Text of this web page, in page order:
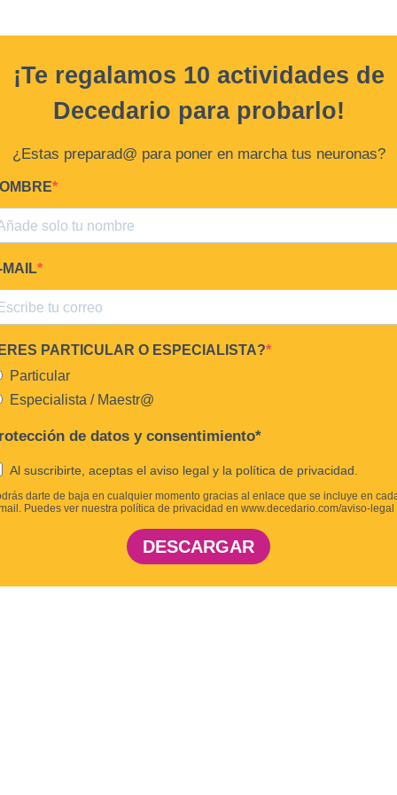
¡Te regalamos 10 actividades de
Decedario para probarlo!
¿Estas preparad@ para poner en marcha tus neuronas?
MAIL
PARTICULAR O ESPECIALISTA?
Particular
Especialista / Maestr@
de datos y consentimiento*
Al suscribirte, aceptas el aviso legal y la política de privacidad.
darte de baja en cualquier momento gracias al enlace que se incluye en
Puedes ver nuestra política de privacidad en www.decedario.com/aviso-legal
DESCARGAR